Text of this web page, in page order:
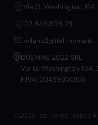
Via G. Washington 104
02 849.808.28
milano2@ital-home.it
DUEMME 2022 SRL
Via G. Washington 104,
P.IVA: 03469300168
©2026 Ital Home